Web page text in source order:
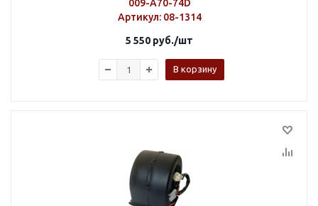
009-A70-74D
Артикул: 08-1314
5 550 руб./шт
В корзину